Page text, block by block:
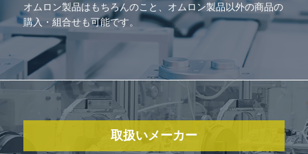
オムロン製品はもちろんのこと、オムロン製品以外の商品の
購入・組合せも可能です。
取扱いメーカー